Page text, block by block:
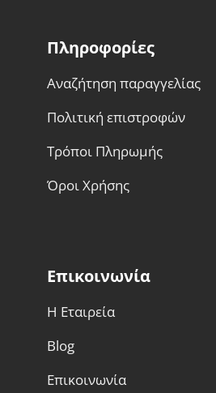
Πληροφορίες
Αναζήτηση παραγγελίας
Πολιτική επιστροφών
Τρόποι Πληρωμής
Όροι Χρήσης
Επικοινωνία
Η Εταιρεία
Blog
Επικοινωνία